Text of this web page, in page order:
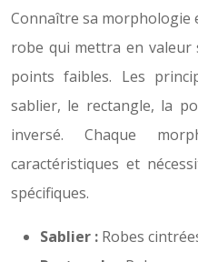
Connaître sa morphologie
robe qui mettra en valeur
points faibles. Les
sablier, le rectangle, la
inversé. Chaque
caractéristiques et
spécifiques.
Sablier : Robes